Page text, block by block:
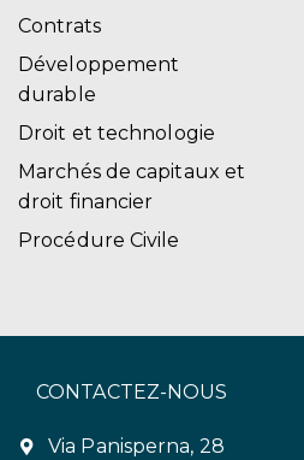
Contrats
Développement
durable
Droit et technologie
Marchés de capitaux et
droit financier
Procédure Civile
CONTACTEZ-NOUS
Via Panisperna, 28